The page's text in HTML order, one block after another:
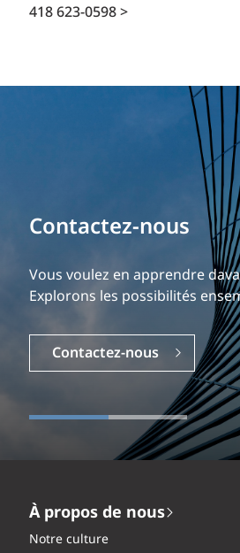
418 623-0598 >
Contactez-nous
Vous voulez en apprendre
Explorons les possibilités
Contactez-nous
À propos de nous
Notre culture